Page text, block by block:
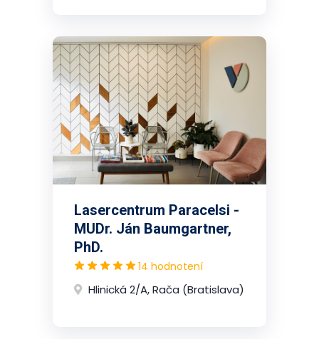
Lasercentrum Paracelsi -
MUDr. Ján Baumgartner,
PhD.
14 hodnotení
Hlinická 2/A, Rača (Bratislava)